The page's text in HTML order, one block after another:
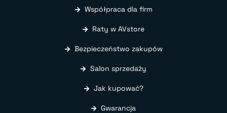
Współpraca dla firm
Raty w AVstore
Bezpieczeństwo zakupów
Salon sprzedaży
Jak kupować?
Gwarancja